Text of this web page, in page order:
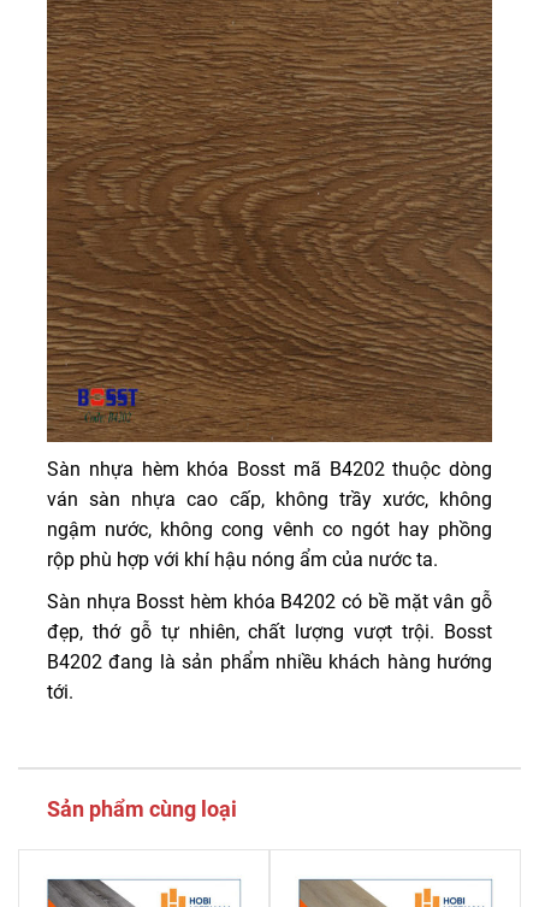
Sàn nhựa hèm khóa Bosst mã B4202 thuộc dòng
ván sàn nhựa cao cấp, không trầy xước, không
ngậm nước, không cong vênh co ngót hay phồng
rộp phù hợp với khí hậu nóng ẩm của nước ta.
Sàn nhựa Bosst hèm khóa B4202 có bề mặt vân gỗ
đẹp, thớ gỗ tự nhiên, chất lượng vượt trội. Bosst
B4202 đang là sản phẩm nhiều khách hàng hướng
tới.
Sản phẩm cùng loại